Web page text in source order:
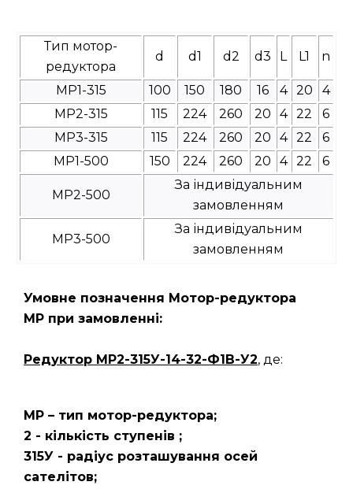
Тип мотор-
редуктора
d d1 d2 d3 L L1 n
МР1-315 100 150 180 16 4 20
4
МР2-315
115 224 260 20 4 22
6
МР3-315
115 224 260 20 4 22
6
МР1-500
150 224 260 20 4 22 6
МР2-500
За індивідуальним
замовленням
МР3-500
За індивідуальним
замовленням
Умовне позначення Мотор-редуктора
МР при замовленні:
Редуктор МР2-315У-14-32-Ф1В-У2, де:
МР – тип мотор-редуктора;
2 - кількість ступенів ;
315У - радіус розташування осей
сателітов;